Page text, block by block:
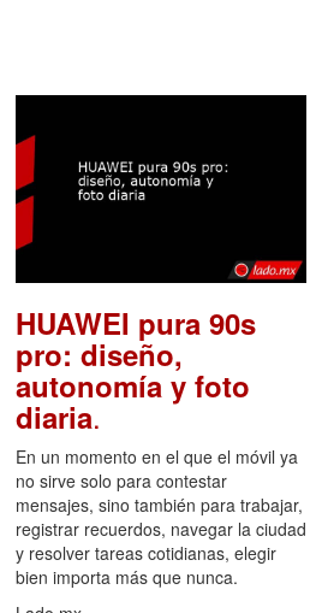
HUAWEI pura 90s
pro: diseño,
autonomía y foto
diaria.
En un momento en el que el móvil ya
no sirve solo para contestar
mensajes, sino también para trabajar,
registrar recuerdos, navegar la ciudad
y resolver tareas cotidianas, elegir
bien importa más que nunca.